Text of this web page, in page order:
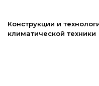
Конструкции и
климатической техники